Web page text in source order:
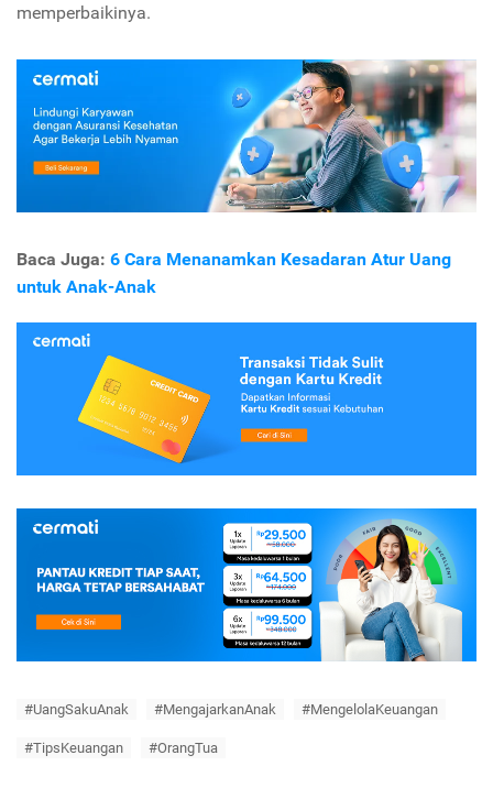
memperbaikinya.
Baca Juga: 6 Cara Menanamkan Kesadaran Atur Uang
untuk Anak-Anak
#UangSakuAnak #MengajarkanAnak #MengelolaKeuangan
#TipsKeuangan #OrangTua